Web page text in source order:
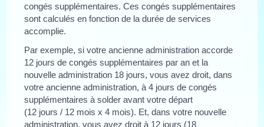
congés supplémentaires. Ces congés supplémentaires
sont calculés en fonction de la durée de services
accomplie.
Par exemple, si votre ancienne administration accorde
12 jours de congés supplémentaires par an et la
nouvelle administration 18 jours, vous avez droit, dans
votre ancienne administration, à 4 jours de congés
supplémentaires à solder avant votre départ
(12 jours / 12 mois x 4 mois). Et, dans votre nouvelle
administration, vous avez droit à 12 jours (18